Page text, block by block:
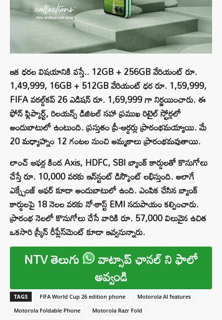
ఇక ధరల విషయానికి వస్తే.. 12GB + 256GB వేరియంట్ రూ.
1,49,999, 16GB + 512GB వేరియంట్ ధర రూ. 1,59,999,
FIFA వరల్డ్‌కప్ 26 ఎడిషన్ రూ. 1,69,999 గా నిర్ణయించారు. ఈ
ఫోన్ ఫ్లిప్కార్ట్, రిలయన్స్ డిజిటల్ సహా ప్రముఖ రిటైల్ స్టోర్లలో
అందుబాటులో ఉంటుంది. ప్రస్తుతం ప్రీ-ఆర్డర్లు ప్రారంభమయ్యాయి. మే
20 మధ్యాహ్నం 12 గంటల నుంచి అమ్మకాలు ప్రారంభమవుతాయి.
లాంచ్ ఆఫర్ల కింద Axis, HDFC, SBI బ్యాంక్ కార్డులతో కొనుగోలు
చేస్తే రూ. 10,000 వరకు ఇన్‌స్టంట్ డిస్కౌంట్ లభిస్తుంది. అలాగే
ఎక్స్చేంజ్ ఆఫర్ కూడా అందుబాటులో ఉంది. ఎంపిక చేసిన బ్యాంక్
కార్డులపై 18 నెలల వరకు నో-కాస్ట్ EMI సదుపాయం కల్పించారు.
ప్రారంభ నెలలో కొనుగోలు చేసే వారికి రూ. 57,000 విలువైన ఉచిత
ఒకసారి స్క్రీన్ రీప్లేస్‌మెంట్ కూడా ఇవ్వనున్నారు.
NTV తెలుగు వాట్సాప్ ఛానల్ ని ఫాలో
అవ్వండి
TAGS FIFA World Cup 26 edition phone
Motorola AI features
Motorola Foldable Phone
Motorola Razr Fold